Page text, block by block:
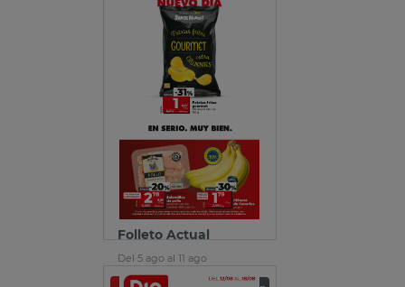
Folleto Actual
Del 5 ago al 11 ago